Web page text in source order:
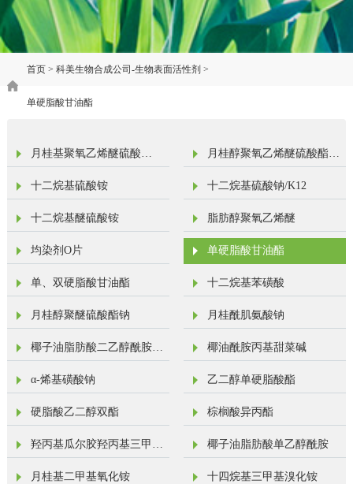
首页> 科美生物合成公司-生物表面活性剂 >
单硬脂酸甘油酯
月桂基聚氧乙烯醚硫酸
钠/AES
月桂醇聚氧乙烯醚硫酸酯钠
盐
十二烷基硫酸铵 十二烷基硫酸钠/K12
十二烷基醚硫酸铵 脂肪醇聚氧乙烯醚
均染剂O片 单硬脂酸甘油酯
单、双硬脂酸甘油酯 十二烷基苯磺酸
月桂醇聚醚硫酸酯钠 月桂酰肌氨酸钠
椰子油脂肪酸二乙醇酰胺
（6501）
椰油酰胺丙基甜菜碱
α-烯基磺酸钠 乙二醇单硬脂酸酯
硬脂酸乙二醇双酯 棕榈酸异丙酯
羟丙基瓜尔胶羟丙基三甲基
氯化铵
椰子油脂肪酸单乙醇酰胺
月桂基二甲基氧化铵 十四烷基三甲基溴化铵